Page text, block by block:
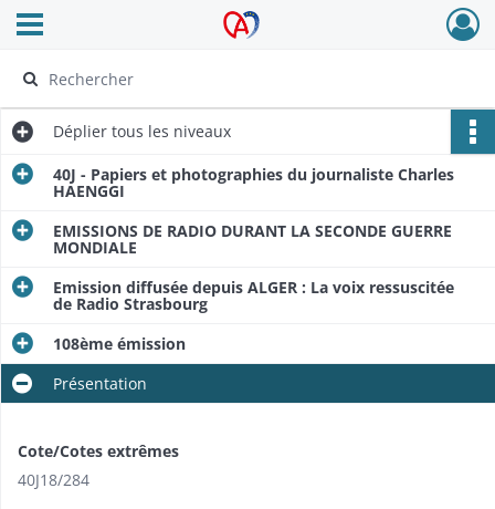
Archives Alsace - Colmar
Ouvrir le menu déroulant
Déplier tous les niveaux
40J - Papiers et photographies du journaliste Charles
HAENGGI
EMISSIONS DE RADIO DURANT LA SECONDE GUERRE
MONDIALE
Emission diffusée depuis ALGER : La voix ressuscitée
de Radio Strasbourg
108ème émission
Présentation
Cote/Cotes extrêmes
40J18/284